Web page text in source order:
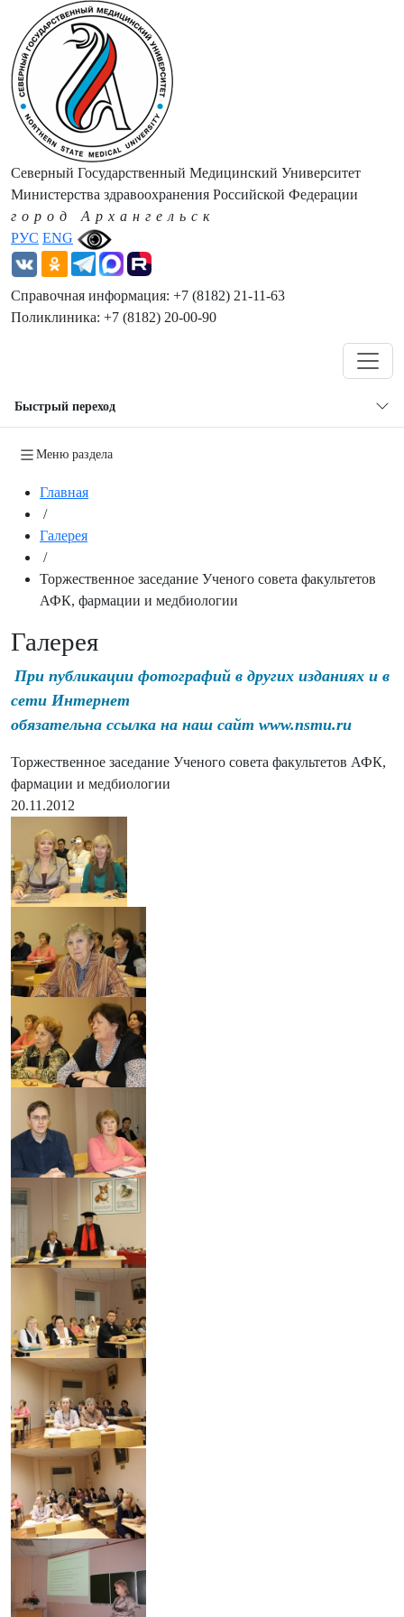
РУС ENG
Северный Государственный Медицинский Университет
Министерства здравоохранения Российской Федерации
город Архангельск
Справочная информация: +7 (8182) 21-11-63
Поликлиника: +7 (8182) 20-00-90
Быстрый переход
Меню раздела
Главная
/
Галерея
/
Торжественное заседание Ученого совета факультетов
АФК, фармации и медбиологии
Галерея
При публикации фотографий в других изданиях и в
сети Интернет
обязательна ссылка на наш сайт www.nsmu.ru
Торжественное заседание Ученого совета факультетов АФК,
фармации и медбиологии
20.11.2012